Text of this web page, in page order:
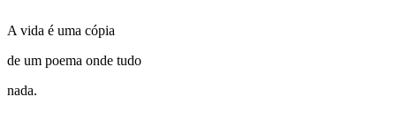
A vida é uma cópia
de um poema onde tudo
nada.